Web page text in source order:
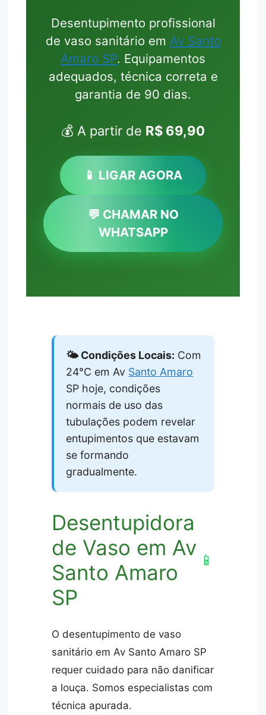
Desentupimento profissional
de vaso sanitário em Av Santo
Amaro SP. Equipamentos
adequados, técnica correta e
garantia de 90 dias.
💰 A partir de R$ 69,90
📱 LIGAR AGORA
💬 CHAMAR NO
WHATSAPP
🌤️ Condições Locais: Com
24°C em Av Santo Amaro
SP hoje, condições
normais de uso das
tubulações podem revelar
entupimentos que estavam
se formando
gradualmente.
Desentupidora
de Vaso em Av
Santo Amaro
SP
📱
O desentupimento de vaso
sanitário em Av Santo Amaro SP
requer cuidado para não danificar
a louça. Somos especialistas com
técnica apurada.